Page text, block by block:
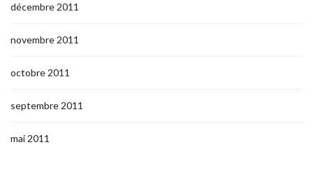
décembre 2011
novembre 2011
octobre 2011
septembre 2011
mai 2011